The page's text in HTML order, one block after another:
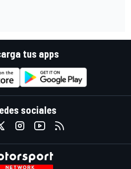
tus apps
sociales